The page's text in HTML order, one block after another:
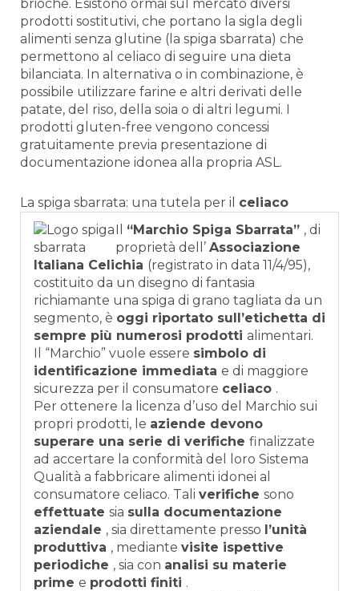
brioche. Esistono ormai sul mercato diversi
prodotti sostitutivi, che portano la sigla degli
alimenti senza glutine (la spiga sbarrata) che
permettono al celiaco di seguire una dieta
bilanciata. In alternativa o in combinazione, è
possibile utilizzare farine e altri derivati delle
patate, del riso, della soia o di altri legumi. I
prodotti gluten-free vengono concessi
gratuitamente previa presentazione di
documentazione idonea alla propria ASL.
La spiga sbarrata: una tutela per il celiaco
Il “Marchio Spiga Sbarrata” , di
proprietà dell’ Associazione
Italiana Celichia (registrato in data 11/4/95),
costituito da un disegno di fantasia
richiamante una spiga di grano tagliata da un
segmento, è oggi riportato sull’etichetta di
sempre più numerosi prodotti alimentari.
Il “Marchio” vuole essere simbolo di
identificazione immediata e di maggiore
sicurezza per il consumatore celiaco .
Per ottenere la licenza d’uso del Marchio sui
propri prodotti, le aziende devono
superare una serie di verifiche finalizzate
ad accertare la conformità del loro Sistema
Qualità a fabbricare alimenti idonei al
consumatore celiaco. Tali verifiche sono
effettuate sia sulla documentazione
aziendale , sia direttamente presso l’unità
produttiva , mediante visite ispettive
periodiche , sia con analisi su materie
prime e prodotti finiti .